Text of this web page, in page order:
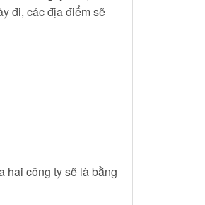
đi, các địa điểm sẽ
hai công ty sẽ là bằng